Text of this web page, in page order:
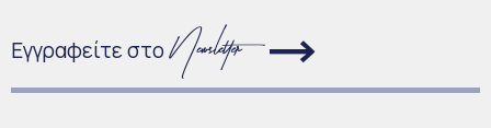
Εγγραφείτε στο